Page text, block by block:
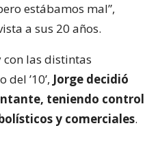
estábamos mal”,
a sus 20 años.
con las distintas
’10’, Jorge decidió
teniendo control
y comerciales.